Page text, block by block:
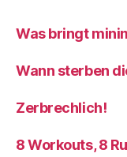
Was bringt
Wann sterben
Zerbrechlich!
8 Workouts, 8